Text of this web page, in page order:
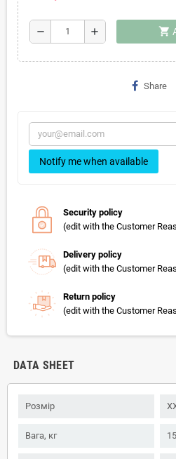
remove add shopping_cart
Share
Notify me when available
Security policy
(edit with the Customer
Delivery policy
(edit with the Customer
Return policy
(edit with the Customer
DATA SHEET
Розмір
Вага, кг